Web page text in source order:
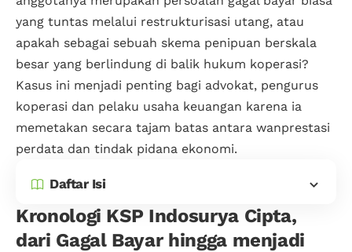
yang tuntas melalui restrukturisasi utang, atau
apakah sebagai sebuah skema penipuan berskala
besar yang berlindung di balik hukum koperasi?
Kasus ini menjadi penting bagi advokat, pengurus
koperasi dan pelaku usaha keuangan karena ia
memetakan secara tajam batas antara wanprestasi
perdata dan tindak pidana ekonomi.
Daftar Isi
Kronologi KSP Indosurya Cipta,
dari Gagal Bayar hingga menjadi